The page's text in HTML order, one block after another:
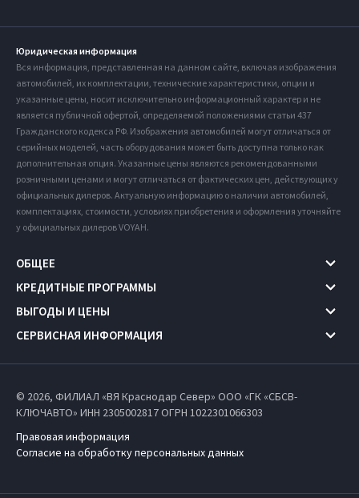
Юридическая информация
Вся информация, представленная на данном сайте, включая изображения
автомобилей, их комплектации, технические характеристики, опции и
указанные цены, носит исключительно информационный характер и не
является публичной офертой, определяемой положениями статьи 437
Гражданского кодекса РФ. Изображения автомобилей могут отличаться от
серийных моделей, часть оборудования может быть доступна только как
дополнительная опция. Указанные цены являются рекомендованными
розничными ценами и могут отличаться от фактических цен, действующих у
официальных дилеров. Актуальную информацию о наличии автомобилей,
комплектациях, стоимости, условиях приобретения и оформления уточняйте
у официальных дилеров VOYAH.
ОБЩЕЕ
КРЕДИТНЫЕ ПРОГРАММЫ
ВЫГОДЫ И ЦЕНЫ
СЕРВИСНАЯ ИНФОРМАЦИЯ
© 2026, ФИЛИАЛ «ВЯ Краснодар Север» ООО «ГК «СБСВ-
КЛЮЧАВТО» ИНН 2305002817ОГРН 1022301066303
Правовая информация
Согласие на обработку персональных данных